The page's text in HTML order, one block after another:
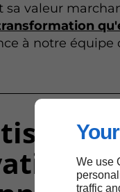
We use
traffic
sa valeur
à notre équipe
en
de